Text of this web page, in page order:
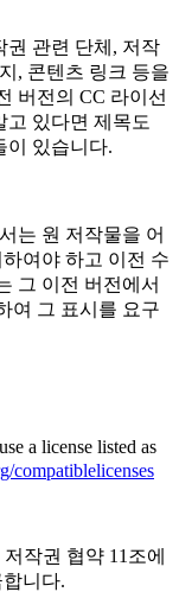
관련 단체, 저작
, 콘텐츠 링크 등을
버전의 CC 라이선
고 있다면 제목도
이 있습니다.
는 원 저작물을 어
여야 하고 이전 수
그 이전 버전에서
여 그 표시를 요구
a license listed as
compatiblelicenses
작권 협약 11조에
니다.